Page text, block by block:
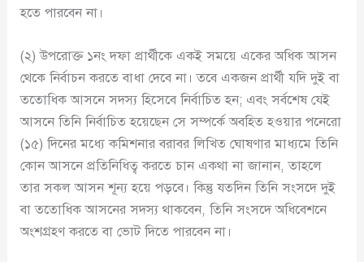
হতে পারবেন না।
(২) উপরোক্ত ১নং দফা প্রার্থীকে একই সময়ে একের অধিক আসন
থেকে নির্বাচন করতে বাধা দেবে না। তবে একজন প্রার্থী যদি দুই বা
ততোধিক আসনে সদস্য হিসেবে নির্বাচিত হন; এবং সর্বশেষ যেই
আসনে তিনি নির্বাচিত হয়েছেন সে সম্পর্কে অবহিত হওয়ার পনেরো
(১৫) দিনের মধ্যে কমিশনার বরাবর লিখিত ঘোষণার মাধ্যমে তিনি
কোন আসনে প্রতিনিধিত্ব করতে চান একথা না জানান, তাহলে
তার সকল আসন শূন্য হয়ে পড়বে। কিন্তু যতদিন তিনি সংসদে দুই
বা ততোধিক আসনের সদস্য থাকবেন, তিনি সংসদে অধিবেশনে
অংশগ্রহণ করতে বা ভোট দিতে পারবেন না।